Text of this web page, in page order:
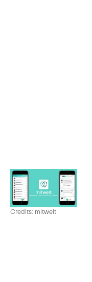
Credits: mitwelt